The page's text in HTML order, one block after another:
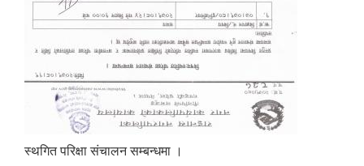
स्थगित परिक्षा संचालन सम्बन्धमा ।